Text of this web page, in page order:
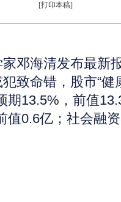
[打印本稿]
邓海清发布最新
致命错，股市“健
期13.5%，前值
值0.6亿；社会融